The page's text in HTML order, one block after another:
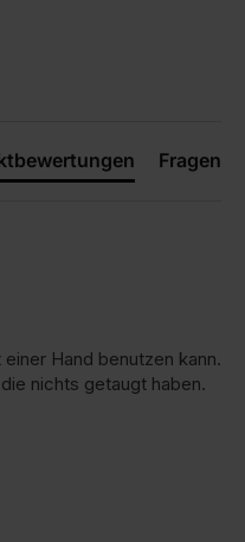
Fragen
Hand benutzen kann.
nichts getaugt haben.